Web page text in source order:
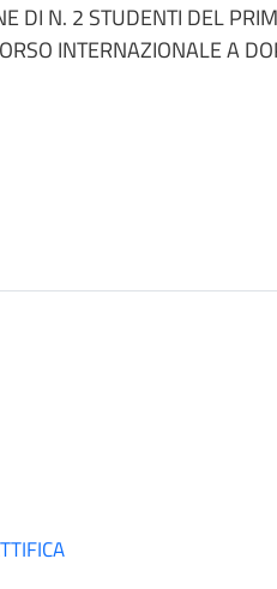
DI N. 2 STUDENTI DEL
INTERNAZIONALE A